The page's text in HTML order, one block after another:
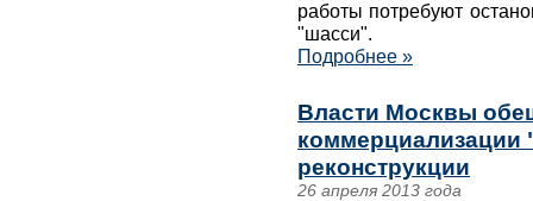
работы потребуют
"шасси".
Подробнее »
Власти Москвы
коммерциализации
реконструкции
26 апреля 2013 года